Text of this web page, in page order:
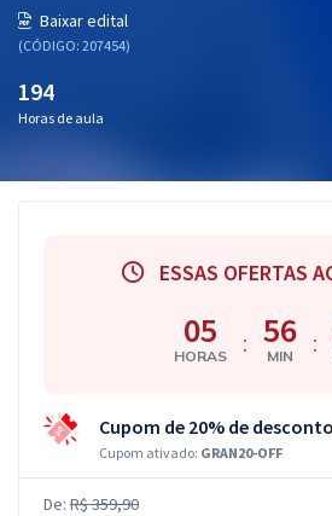
Blog
Aprovados
Baixar edital
(CÓDIGO: 207454)
194
Horas de aula
ESSAS OFERTAS
05
HORAS : 56
MIN :
Cupom de 20% de desconto
Cupom ativado: GRAN20-OFF
De: R$ 359,90